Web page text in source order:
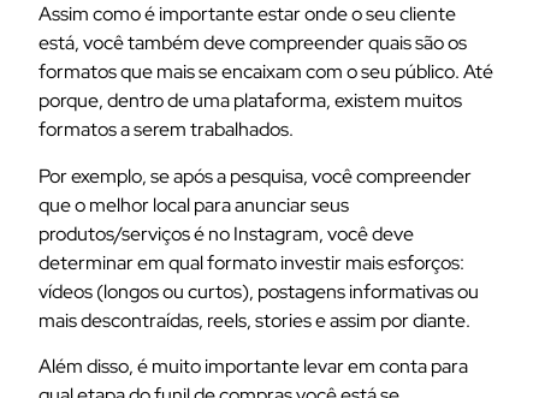
Assim como é importante estar onde o seu cliente
está, você também deve compreenderquais são os
formatos que mais se encaixam com o seu público. Até
porque, dentro de uma plataforma, existem muitos
formatos a serem trabalhados.
Por exemplo, se após a pesquisa, você compreender
que o melhor local para anunciar seus
produtos/serviços é no Instagram, você deve
determinar em qual formato investir mais esforços:
vídeos (longos ou curtos), postagens informativas ou
mais descontraídas, reels, stories e assim por diante.
Além disso, é muito importante levar em conta para